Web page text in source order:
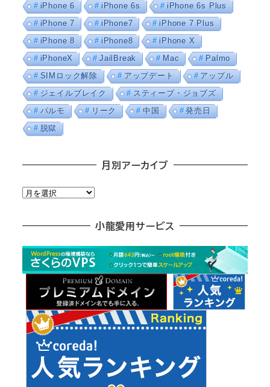
iPhone 6
iPhone 6s
iPhone 6s Plus
iPhone 7
iPhone7
iPhone 7 Plus
iPhone 8
iPhone8
iPhone X
iPhoneX
JailBreak Mac
Palmo
SIMロック解除
アップデート
アップル
ジェイルブレイク
スティーブ・ジョブズ
パルモ
リーク 中国
発売日
脱獄
月別アーカイブ
月
カ
小龍愛用サービス